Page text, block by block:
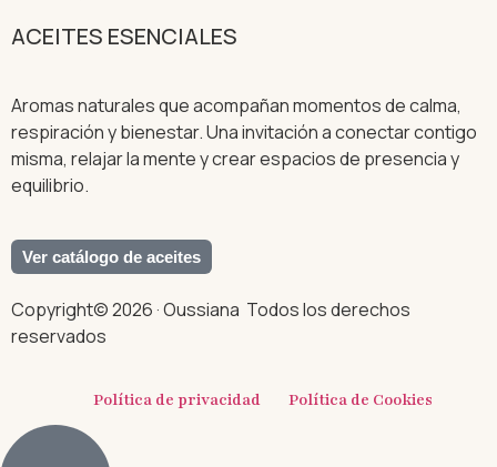
ACEITES ESENCIALES
Aromas naturales que acompañan momentos de calma,
respiración y bienestar. Una invitación a conectar contigo
misma, relajar la mente y crear espacios de presencia y
equilibrio.
Ver catálogo de aceites
Copyright© 2026 · Oussiana Todos los derechos
reservados
Política de privacidad Política de Cookies